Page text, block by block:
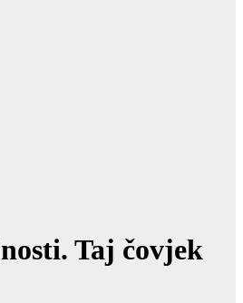
Taj čovjek